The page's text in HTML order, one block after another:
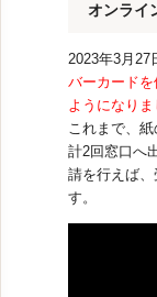
オンライ
2023年3月27
バーカード
ようになりま
これまで、
計2回窓口へ
請を行えば
す。